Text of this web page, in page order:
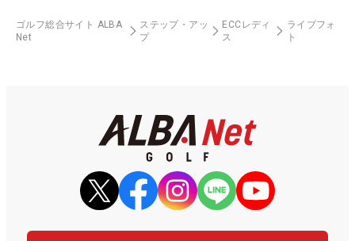
ゴルフ総合サイト ALBA
Net
ステップ・アッ
プ
ECCレディ
ス
ライブフォ
ト